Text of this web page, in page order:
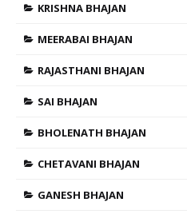
KRISHNA BHAJAN
MEERABAI BHAJAN
RAJASTHANI BHAJAN
SAI BHAJAN
BHOLENATH BHAJAN
CHETAVANI BHAJAN
GANESH BHAJAN